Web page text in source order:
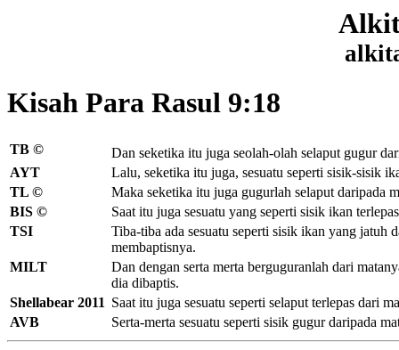
Kisah Para Rasul 9:18
TB ©
Dan seketika itu juga seolah-olah selaput gugur
AYT
Lalu, seketika itu juga, sesuatu seperti sisik-sisik
TL ©
Maka seketika itu juga gugurlah selaput daripada
BIS ©
Saat itu juga sesuatu yang seperti sisik ikan
TSI
Tiba-tiba ada sesuatu seperti sisik ikan yang jatuh
membaptisnya.
MILT
Dan dengan serta merta berguguranlah dari
dia dibaptis.
Shellabear 2011 Saat itu juga sesuatu seperti selaput terlepas dari
AVB
Serta-merta sesuatu seperti sisik gugur daripada